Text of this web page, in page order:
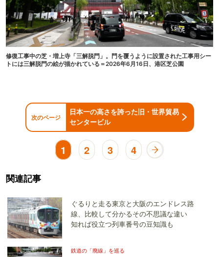
修復工事中の芝・増上寺「三解脱門」。門を覆うように設置された工事用シー
トには三解脱門の絵が描かれている＝2026年6月16日、港区芝公園
次のページ
日本一の高さを誇った旧・世界貿易
センタービル
1 2 3 4
関連記事
ぐるりと走る東京と大阪のエンドレス路
線、比較して分かるその不思議な違い
知れば役立つ列車番号の豆知識も
鉄道の「廃線」を巡る